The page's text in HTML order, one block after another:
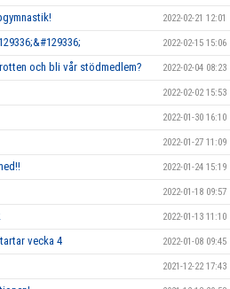
2022-02-21 12:01
2022-02-15 15:06
och bli vår stödmedlem? 2022-02-04 08:23
2022-02-02 15:53
2022-01-30 16:10
2022-01-27 11:09
2022-01-24 15:19
2022-01-18 09:57
2022-01-13 11:10
vecka 4 2022-01-08 09:45
2021-12-22 17:43